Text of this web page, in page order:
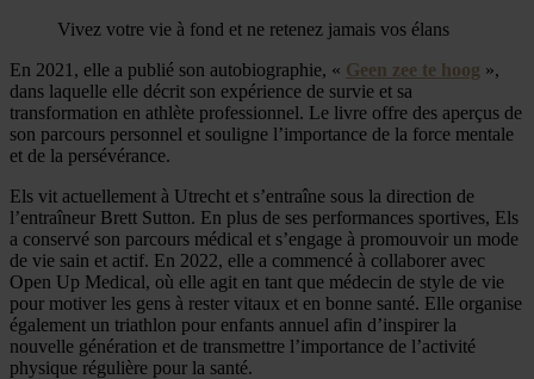
Vivez votre vie à fond et ne retenez jamais vos élans
En 2021, elle a publié son autobiographie, « Geen zee te hoog »,
dans laquelle elle décrit son expérience de survie et sa
transformation en athlète professionnel. Le livre offre des aperçus de
son parcours personnel et souligne l’importance de la force mentale
et de la persévérance.
Els vit actuellement à Utrecht et s’entraîne sous la direction de
l’entraîneur Brett Sutton. En plus de ses performances sportives, Els
a conservé son parcours médical et s’engage à promouvoir un mode
de vie sain et actif. En 2022, elle a commencé à collaborer avec
Open Up Medical, où elle agit en tant que médecin de style de vie
pour motiver les gens à rester vitaux et en bonne santé. Elle organise
également un triathlon pour enfants annuel afin d’inspirer la
nouvelle génération et de transmettre l’importance de l’activité
physique régulière pour la santé.